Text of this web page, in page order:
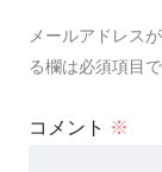
メールアドレス
る欄は必須項目
コメント ※